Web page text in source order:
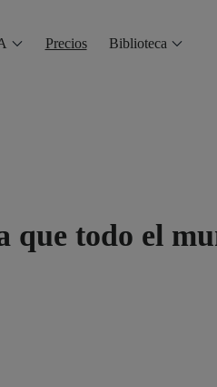
Precios Biblioteca
que todo el